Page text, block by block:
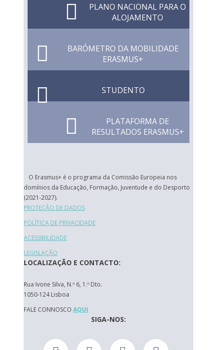
PLANO NACIONAL PARA O
ALOJAMENTO
BARÓMETRO DA MOBILIDADE
ERASMUS+
STUDENTO
PLATAFORMA DE
RESULTADOS ERASMUS+
O Erasmus+ é o programa da Comissão Europeia nos
domínios da Educação, Formação, Juventude e do Desporto
(2021-2027).
PROTEÇÃO DE DADOS
POLÍTICA DE PRIVACIDADE
ACESSIBILIDADE
LEGISLAÇÃO
LOCALIZAÇÃO E CONTACTO:
Rua Ivone Silva, N.º 6, 1.º Dto.
1050-124 Lisboa
FALE CONNOSCO AQUI
SIGA-NOS: